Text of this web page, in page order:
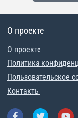
О проекте
О проекте
Политика
Пользовательское
Контакты